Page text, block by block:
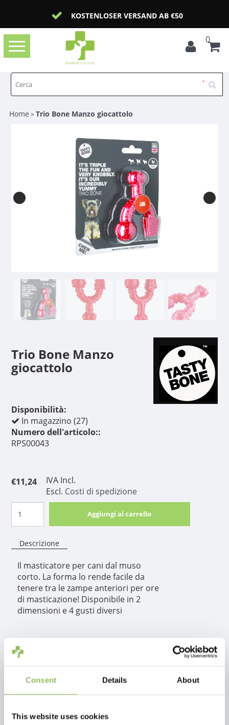
Consent Details About
This website uses cookies
KOSTENLOSER VERSAND AB €50
Toggle
navigation
0
Home >Trio Bone Manzo giocattolo
Trio Bone Manzo
giocattolo
Disponibilità:
In magazzino (27)
Numero dell'articolo::
RPS00043
€11,24
IVA Incl.
Escl. Costi di spedizione
Aggiungi al carrello
Descrizione
Il masticatore per cani dal muso
corto. La forma lo rende facile da
tenere tra le zampe anteriori per ore
di masticazione! Disponibile in 2
dimensioni e 4 gusti diversi
Informazioni sul
prodotto
Il masticatore per cani dal muso corto. La forma lo rende facile da
tenere tra le zampe anteriori per ore di masticazione! Disponibile in